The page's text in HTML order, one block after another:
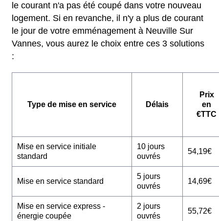
le courant n'a pas été coupé dans votre nouveau
logement. Si en revanche, il n'y a plus de courant
le jour de votre emménagement à Neuville Sur
Vannes, vous aurez le choix entre ces 3 solutions
:
Type de mise en service Délais
Prix
en
€TTC
Mise en service initiale
standard
10 jours
ouvrés
54,19€
Mise en service standard
5 jours
ouvrés
14,69€
Mise en service express -
énergie coupée
2 jours
ouvrés
55,72€